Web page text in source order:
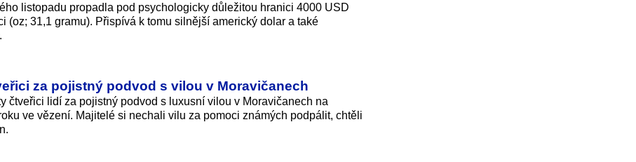
listopadu propadla pod psychologicky důležitou hranici 4000 USD
(oz; 31,1 gramu). Přispívá k tomu silnější americký dolar a také
za pojistný podvod s vilou v Moravičanech
čtveřici lidí za pojistný podvod s luxusní vilou v Moravičanech na
ve vězení. Majitelé si nechali vilu za pomoci známých podpálit, chtěli